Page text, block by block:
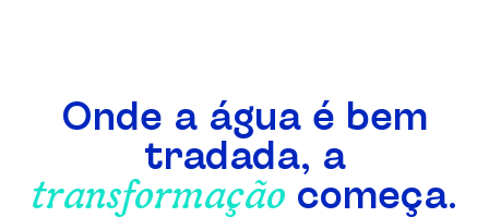
Onde a água é bem
tradada, a
transformação começa.